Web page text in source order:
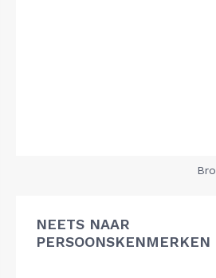
NEETS NAAR
PERSOONSKENMERKEN